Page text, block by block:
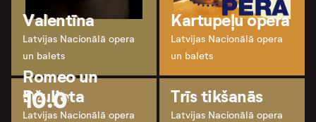
Valentīna
Latvijas Nacionālā opera
un balets
Kartupeļu opera
Latvijas Nacionālā opera
un balets
10.0
Romeo un
Džuljeta
Latvijas Nacionālā opera
Trīs tikšanās
Latvijas Nacionālā opera